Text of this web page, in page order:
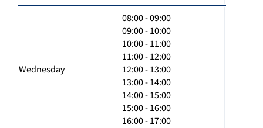
Wednesday
08:00 - 09:00
09:00 - 10:00
10:00 - 11:00
11:00 - 12:00
12:00 - 13:00
13:00 - 14:00
14:00 - 15:00
15:00 - 16:00
16:00 - 17:00